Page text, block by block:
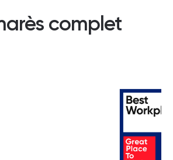
complet